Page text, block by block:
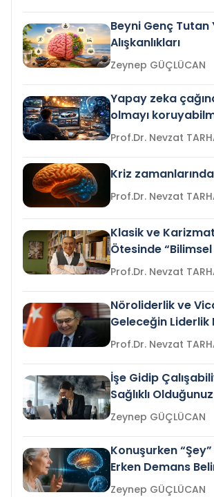
Beyni Genç Tutan
Alışkanlıkları
Zeynep GÜÇLÜCAN
Yapay zeka
olmayı
Prof.Dr. Nevzat
Kriz
Prof.Dr. Nevzat
Klasik ve
Ötesinde
Prof.Dr. Nevzat
Nöroliderlik ve
Geleceğin Liderlik
Prof.Dr. Nevzat
İşe Gidip
Sağlıklı
Gelir mi?Zeynep GÜÇLÜCAN
Konuşurken
Erken Demans
mi?
Zeynep GÜÇLÜCAN